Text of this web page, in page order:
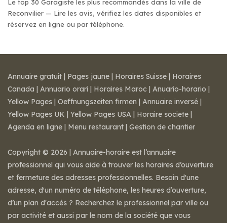
Le top 30 Garagiste les plus recommandés dans la ville de
Reconvilier — Lire les avis, vérifiez les dates disponibles et
réservez en ligne ou par téléphone.
Annuaire gratuit | Pages jaune | Horaires Suisse | Horaires
Canada | Annuario orari | Horaires Maroc | Anuario-horario |
Yellow Pages | Oeffnungszeiten firmen | Annuaire inversé |
Yellow Pages UK | Yellow Pages USA | Horaire societe |
Agenda en ligne | Menu restaurant | Gestion de chantier
Copyright © 2026 | Annuaire-horaire est l’annuaire
professionnel qui vous aide à trouver les horaires d’ouverture
et fermeture des adresses professionnelles. Besoin d'une
adresse, d'un numéro de téléphone, les heures d’ouverture,
d’un plan d'accès ? Recherchez le professionnel par ville ou
par activité et aussi par le nom de la société que vous